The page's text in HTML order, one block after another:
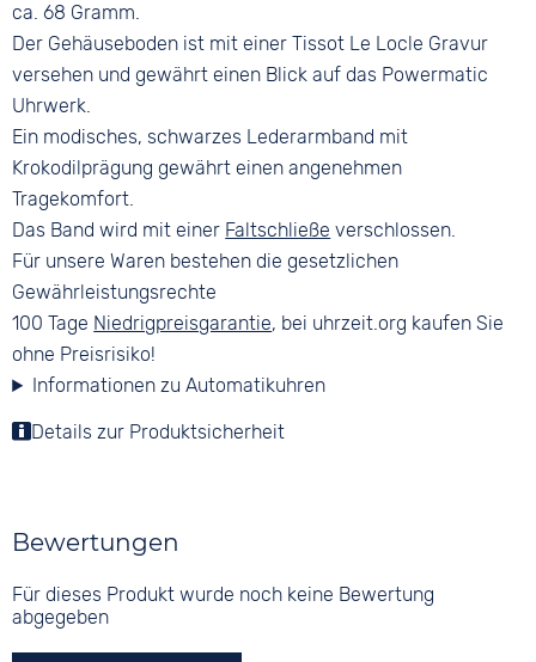
ca. 68 Gramm.
Der Gehäuseboden ist mit einer Tissot Le Locle Gravur
versehen und gewährt einen Blick auf das Powermatic
Uhrwerk.
Ein modisches, schwarzes Lederarmband mit
Krokodilprägung gewährt einen angenehmen
Tragekomfort.
Das Band wird mit einer Faltschließe verschlossen.
Für unsere Waren bestehen die gesetzlichen
Gewährleistungsrechte
100 Tage Niedrigpreisgarantie, bei uhrzeit.org kaufen Sie
ohne Preisrisiko!
Informationen zu Automatikuhren
Details zur Produktsicherheit
Bewertungen
Für dieses Produkt wurde noch keine Bewertung
abgegeben